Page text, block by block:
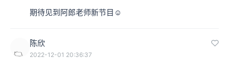
期待见到阿郎老师新节目☺️
陈欣
2022-12-01 20:36:37